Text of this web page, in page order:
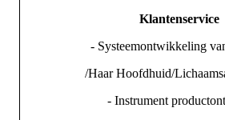
Klantenservice
- Systeemontwikkeling
/Haar Hoofdhuid/
- Instrument